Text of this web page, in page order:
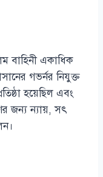
বাহিনী একাধিক
গভর্নর নিযুক্ত
হয়েছিল এবং
জন্য ন্যায়, সৎ